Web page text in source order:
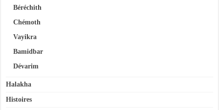
Béréchith
Chémoth
Vayikra
Bamidbar
Dévarim
Halakha
Histoires